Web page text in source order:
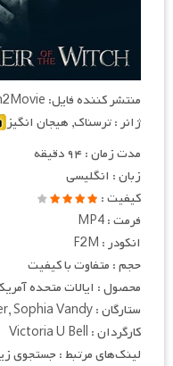
منتشر کننده فایل: Film2Movie
ژانر : ترسناک, هیجان انگیز
مدت زمان : ۹۴ دقیقه
زبان : انگلیسی
کیفیت :
فرمت : MP4
انکودر : F2M
حجم : متفاوت با کیفیت
محصول : ایالات متحده
ستارگان : Victoria U Bell, Ben Holtzmuller, Sophia Vandy
کارگردان : Victoria U Bell
لینک‌های مرتبط : جستجوی